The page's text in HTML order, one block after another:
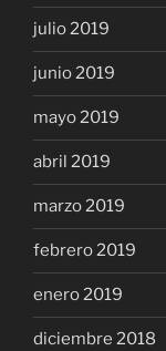
julio 2019
junio 2019
mayo 2019
abril 2019
marzo 2019
febrero 2019
enero 2019
diciembre 2018